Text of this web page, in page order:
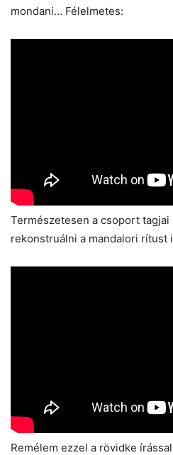
mondani… Félelmetes:
Természetesen a csoport
rekonstruálni a mandalori
Remélem ezzel a rövidke